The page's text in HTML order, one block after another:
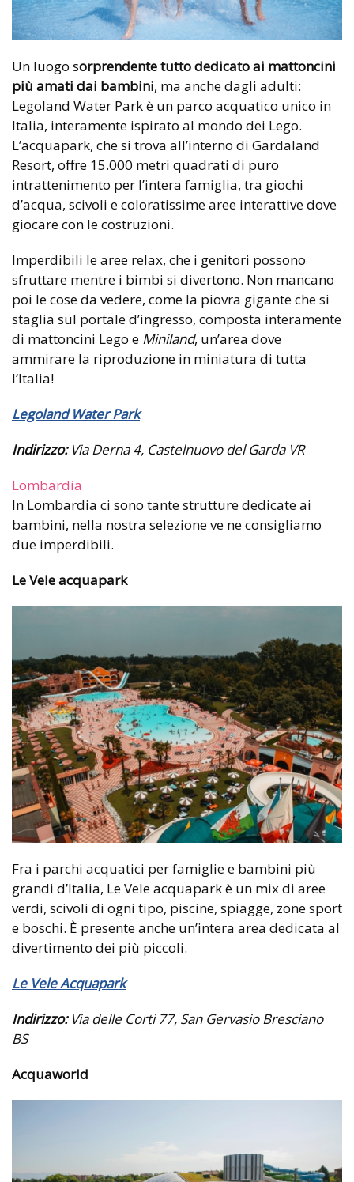
Un luogo sorprendente tutto dedicato ai mattoncini
più amati dai bambini, ma anche dagli adulti:
Legoland Water Park è un parco acquatico unico in
Italia, interamente ispirato al mondo dei Lego.
L’acquapark, che si trova all’interno di Gardaland
Resort, offre 15.000 metri quadrati di puro
intrattenimento per l’intera famiglia, tra giochi
d’acqua, scivoli e coloratissime aree interattive dove
giocare con le costruzioni.
Imperdibili le aree relax, che i genitori possono
sfruttare mentre i bimbi si divertono. Non mancano
poi le cose da vedere, come la piovra gigante che si
staglia sul portale d’ingresso, composta interamente
di mattoncini Lego e Miniland, un’area dove
ammirare la riproduzione in miniatura di tutta
l’Italia!
Legoland Water Park
Indirizzo:Via Derna 4, Castelnuovo del Garda VR
Lombardia
In Lombardia ci sono tante strutture dedicate ai
bambini, nella nostra selezione ve ne consigliamo
due imperdibili.
Le Vele acquapark
Fra i parchi acquatici per famiglie e bambini più
grandi d’Italia, Le Vele acquapark è un mix di aree
verdi, scivoli di ogni tipo, piscine, spiagge, zone sport
e boschi. È presente anche un’intera area dedicata al
divertimento dei più piccoli.
Le Vele Acquapark
Indirizzo:Via delle Corti77, San Gervasio Bresciano
BS
Acquaworld